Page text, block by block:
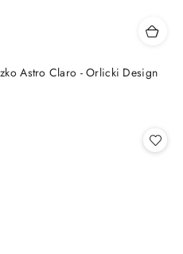
Astro Claro - Orlicki Design